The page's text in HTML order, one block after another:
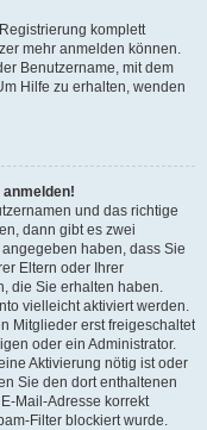
komplett
mehr anmelden können.
Benutzername, mit dem
Hilfe zu erhalten, wenden
und das richtige
dann gibt es zwei
haben, dass Sie
Eltern oder Ihrer
die Sie erhalten haben.
vielleicht aktiviert werden.
Mitglieder erst freigeschaltet
oder ein Administrator.
Aktivierung nötig ist oder
Sie den dort enthaltenen
Mail-Adresse korrekt
Filter blockiert wurde.